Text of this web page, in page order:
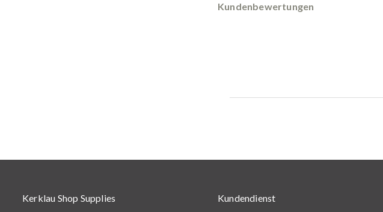
Kundenbewertungen
Kerklau Shop Supplies Kundendienst